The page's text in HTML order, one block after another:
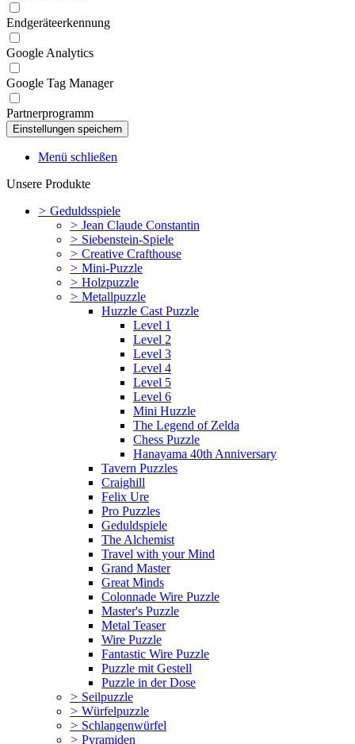
Endgeräteerkennung
Google Analytics
Google Tag Manager
Partnerprogramm
Menü schließen
Unsere Produkte
> Geduldsspiele
> Jean Claude Constantin
> Siebenstein-Spiele
> Creative Crafthouse
> Mini-Puzzle
> Holzpuzzle
> Metallpuzzle
Huzzle Cast Puzzle
Level 1
Level 2
Level 3
Level 4
Level 5
Level 6
Mini Huzzle
The Legend of Zelda
Chess Puzzle
Hanayama 40th Anniversary
Tavern Puzzles
Craighill
Felix Ure
Pro Puzzles
Geduldspiele
The Alchemist
Travel with your Mind
Grand Master
Great Minds
Colonnade Wire Puzzle
Master's Puzzle
Metal Teaser
Wire Puzzle
Fantastic Wire Puzzle
Puzzle mit Gestell
Puzzle in der Dose
> Seilpuzzle
> Würfelpuzzle
> Schlangenwürfel
> Pyramiden